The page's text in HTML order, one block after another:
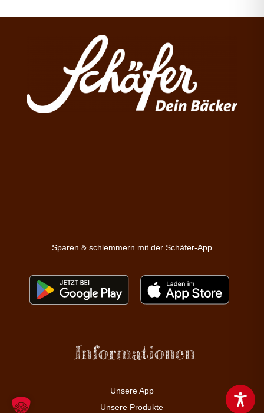
Sparen & schlemmern mit der Schäfer-App
Informationen
Unsere App
Unsere Produkte